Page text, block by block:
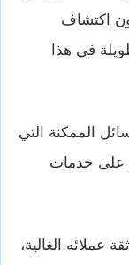
اكتشاف
في هذا
الممكنة التي
على خدمات
الغالية،